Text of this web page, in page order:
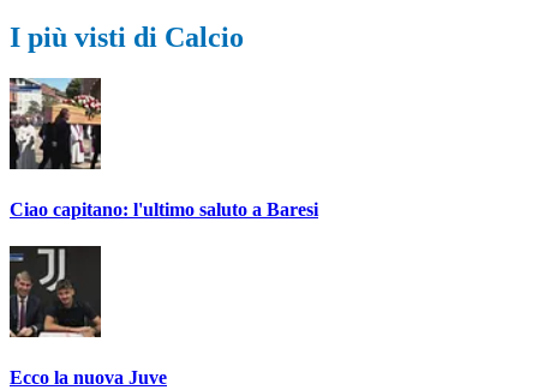
I più visti di Calcio
Ciao capitano: l'ultimo saluto a Baresi
Ecco la nuova Juve